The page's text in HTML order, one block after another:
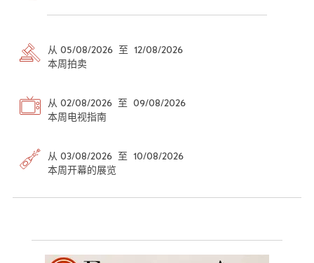
从 05/08/2026 至 12/08/2026
本周拍卖
从 02/08/2026 至 09/08/2026
本周电视指南
从 03/08/2026 至 10/08/2026
本周开幕的展览